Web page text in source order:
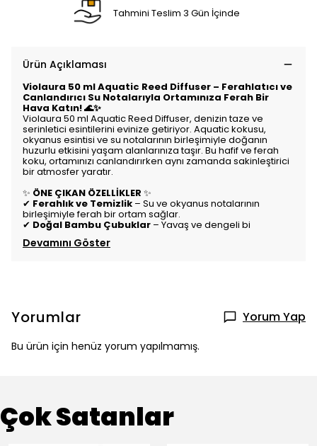
Tahmini Teslim 3 Gün İçinde
Ürün Açıklaması
Violaura 50 ml Aquatic Reed Diffuser – Ferahlatıcı ve
Canlandırıcı Su Notalarıyla Ortamınıza Ferah Bir
Hava Katın! 🌊✨
Violaura 50 ml Aquatic Reed Diffuser, denizin taze ve
serinletici esintilerini evinize getiriyor. Aquatic kokusu,
okyanus esintisi ve su notalarının birleşimiyle doğanın
huzurlu etkisini yaşam alanlarınıza taşır. Bu hafif ve ferah
koku, ortamınızı canlandırırken aynı zamanda sakinleştirici
bir atmosfer yaratır.
✨ ÖNE ÇIKAN ÖZELLİKLER ✨
✔ Ferahlık ve Temizlik – Su ve okyanus notalarının
birleşimiyle ferah bir ortam sağlar.
✔ Doğal Bambu Çubuklar – Yavaş ve dengeli bi
Devamını Göster
Yorumlar Yorum Yap
Bu ürün için henüz yorum yapılmamış.
Çok Satanlar